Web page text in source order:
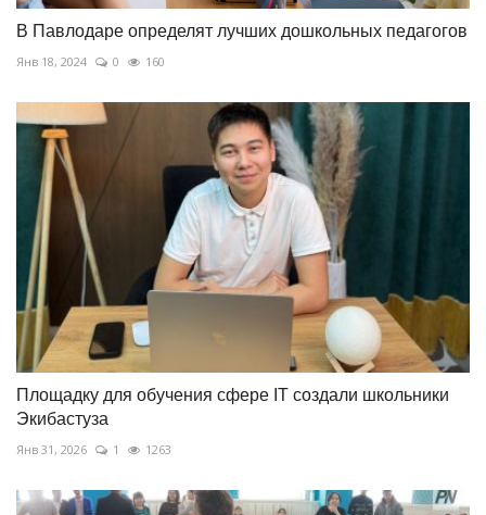
В Павлодаре определят лучших дошкольных педагогов
Янв 18, 2024 0 160
Площадку для обучения сфере IT создали школьники
Экибастуза
Янв 31, 2026 1 1263